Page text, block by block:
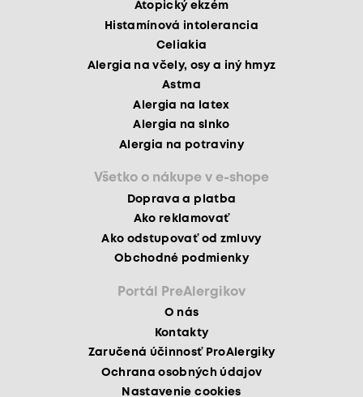
Atopický ekzém
Histamínová intolerancia
Celiakia
Alergia na včely, osy a iný hmyz
Astma
Alergia na latex
Alergia na slnko
Alergia na potraviny
Všetko o nákupe v e-shope
Doprava a platba
Ako reklamovať
Ako odstupovať od zmluvy
Obchodné podmienky
Portál PreAlergikov
O nás
Kontakty
Zaručená účinnosť ProAlergiky
Ochrana osobných údajov
Nastavenie cookies